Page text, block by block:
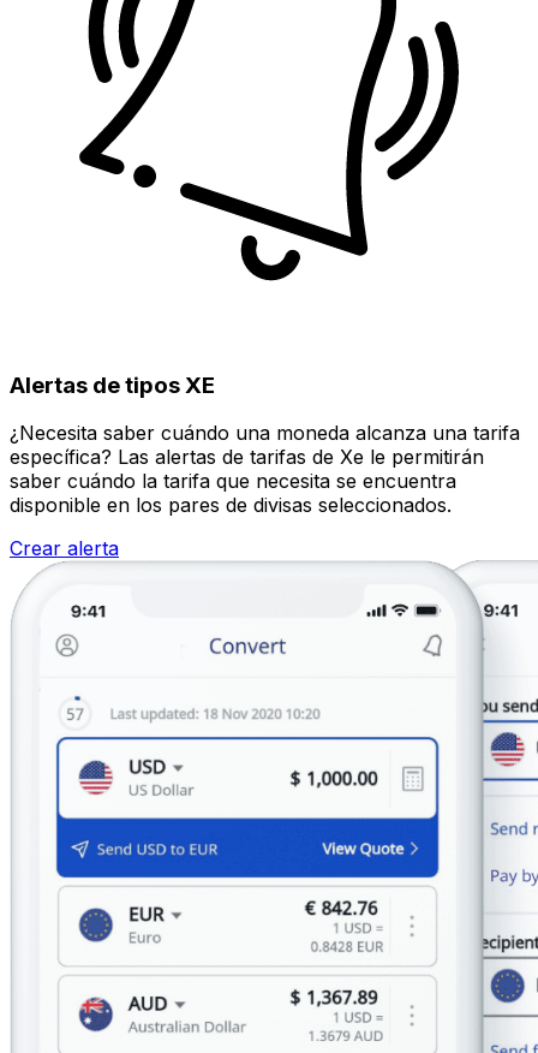
Alertas de tipos XE
¿Necesita saber cuándo una moneda alcanza una tarifa
específica? Las alertas de tarifas de Xe le permitirán
saber cuándo la tarifa que necesita se encuentra
disponible en los pares de divisas seleccionados.
Crear alerta